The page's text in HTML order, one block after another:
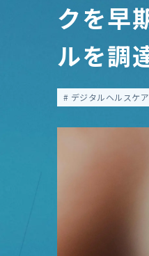
クを早
ルを調
デジタルヘルスケア